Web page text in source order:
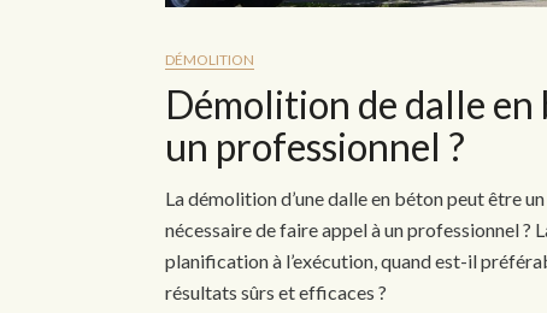
DÉMOLITION
Démolition de dalle en
un professionnel ?
La démolition d’une dalle en béton peut être
nécessaire de faire appel à un professionnel ?
planification à l’exécution, quand est-il
résultats sûrs et efficaces ?